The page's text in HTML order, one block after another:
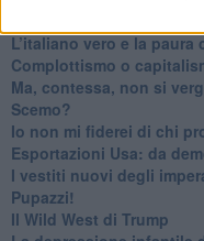
L’italiano vero e la
​Complottismo o
​Ma, contessa, non si
Scemo?
​Io non mi fiderei di chi
Esportazioni Usa: da
​I vestiti nuovi degli
​Pupazzi!
​Il Wild West di Trump